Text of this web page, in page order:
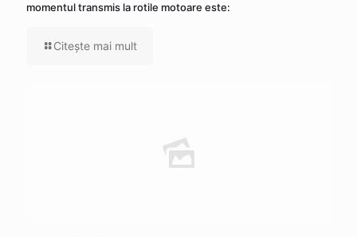
momentul transmis la rotile motoare este:
Citeşte mai mult